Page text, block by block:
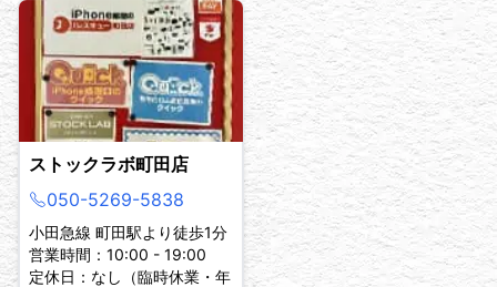
ストックラボ町田店
050-5269-5838
小田急線 町田駅より徒歩1分
営業時間：10:00 - 19:00
定休日：なし（臨時休業・年